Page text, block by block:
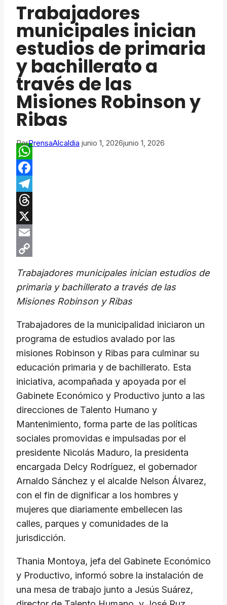
Trabajadores
municipales inician
estudios de primaria
y bachillerato a
través de las
Misiones Robinson y
Ribas
PorPrensaAlcaldia junio 1, 2026junio 1, 2026
WhatsApp
Facebook
Telegram
Threads
X
Email
Link
Trabajadores municipales inician estudios de
primaria y bachillerato a través de las
Misiones Robinson y Ribas
Trabajadores de la municipalidad iniciaron un
programa de estudios avalado por las
misiones Robinson y Ribas para culminar su
educación primaria y de bachillerato. Esta
iniciativa, acompañada y apoyada por el
Gabinete Económico y Productivo junto a las
direcciones de Talento Humano y
Mantenimiento, forma parte de las políticas
sociales promovidas e impulsadas por el
presidente Nicolás Maduro, la presidenta
encargada Delcy Rodríguez, el gobernador
Arnaldo Sánchez y el alcalde Nelson Álvarez,
con el fin de dignificar a los hombres y
mujeres que diariamente embellecen las
calles, parques y comunidades de la
jurisdicción.
Thania Montoya, jefa del Gabinete Económico
y Productivo, informó sobre la instalación de
una mesa de trabajo junto a Jesús Suárez,